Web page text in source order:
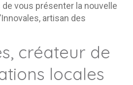
vous présenter la nouvelle
artisan des
créateur de
locales